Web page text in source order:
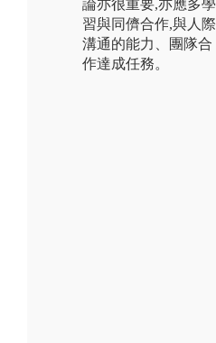
論亦很重要,亦應多學
習與同儕合作,與人際
溝通的能力、團隊合
作達成任務。